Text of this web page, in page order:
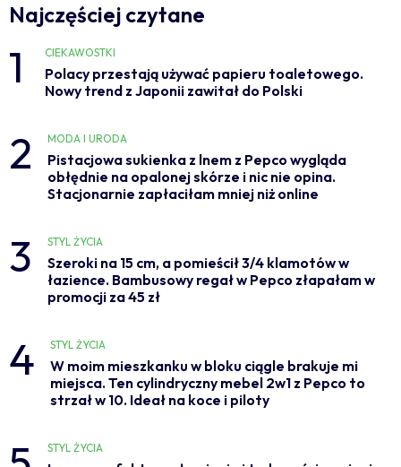
Najczęściej czytane
1 CIEKAWOSTKI
Polacy przestają używać papieru toaletowego.
Nowy trend z Japonii zawitał do Polski
2 MODA I URODA
Pistacjowa sukienka z lnem z Pepco wygląda
obłędnie na opalonej skórze i nic nie opina.
Stacjonarnie zapłaciłam mniej niż online
3 STYL ŻYCIA
Szeroki na 15 cm, a pomieścił 3/4 klamotów w
łazience. Bambusowy regał w Pepco złapałam w
promocji za 45 zł
4 STYL ŻYCIA
W moim mieszkanku w bloku ciągle brakuje mi
miejsca. Ten cylindryczny mebel 2w1 z Pepco to
strzał w 10. Ideał na koce i piloty
STYL ŻYCIA